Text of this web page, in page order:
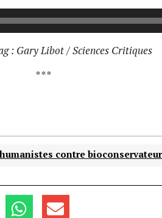
: Gary Libot / Sciences Critiques
* * *
contre